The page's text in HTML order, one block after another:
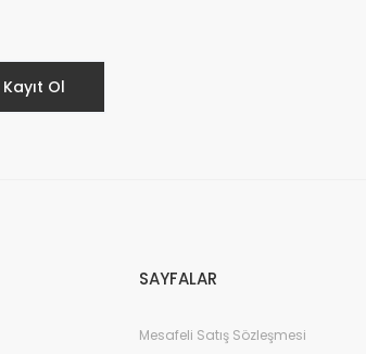
Kayıt Ol
SAYFALAR
Mesafeli Satış Sözleşmesi